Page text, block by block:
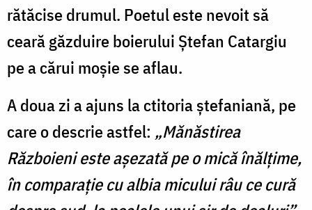
rătăcise drumul. Poetul este nevoit să
ceară găzduire boierului Ștefan Catargiu
pe a cărui moșie se aflau.
A doua zi a ajuns la ctitoria ștefaniană, pe
care o descrie astfel: „Mănăstirea
Războieni este așezată pe o mică înălțime,
în comparație cu albia micului râu ce cură